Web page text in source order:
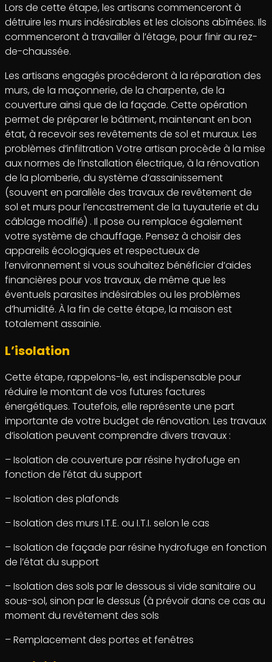
Lors de cette étape, les artisans commenceront à
détruire les murs indésirables et les cloisons abîmées. Ils
commenceront à travailler à l’étage, pour finir au rez-
de-chaussée.
Les artisans engagés procéderont à la réparation des
murs, de la maçonnerie, de la charpente, de la
couverture ainsi que de la façade. Cette opération
permet de préparer le bâtiment, maintenant en bon
état, à recevoir ses revêtements de sol et muraux. Les
problèmes d’infiltration Votre artisan procède à la mise
aux normes de l’installation électrique, à la rénovation
de la plomberie, du système d’assainissement
(souvent en parallèle des travaux de revêtement de
sol et murs pour l’encastrement de la tuyauterie et du
câblage modifié) . Il pose ou remplace également
votre système de chauffage. Pensez à choisir des
appareils écologiques et respectueux de
l’environnement si vous souhaitez bénéficier d’aides
financières pour vos travaux, de même que les
éventuels parasites indésirables ou les problèmes
d’humidité. À la fin de cette étape, la maison est
totalement assainie.
L’isolation
Cette étape, rappelons-le, est indispensable pour
réduire le montant de vos futures factures
énergétiques. Toutefois, elle représente une part
importante de votre budget de rénovation. Les travaux
d’isolation peuvent comprendre divers travaux :
– Isolation de couverture par résine hydrofuge en
fonction de l’état du support
– Isolation des plafonds
– Isolation des murs I.T.E. ou I.T.I. selon le cas
– Isolation de façade par résine hydrofuge en fonction
de l’état du support
– Isolation des sols par le dessous si vide sanitaire ou
sous-sol, sinon par le dessus (à prévoir dans ce cas au
moment du revêtement des sols
– Remplacement des portes et fenêtres